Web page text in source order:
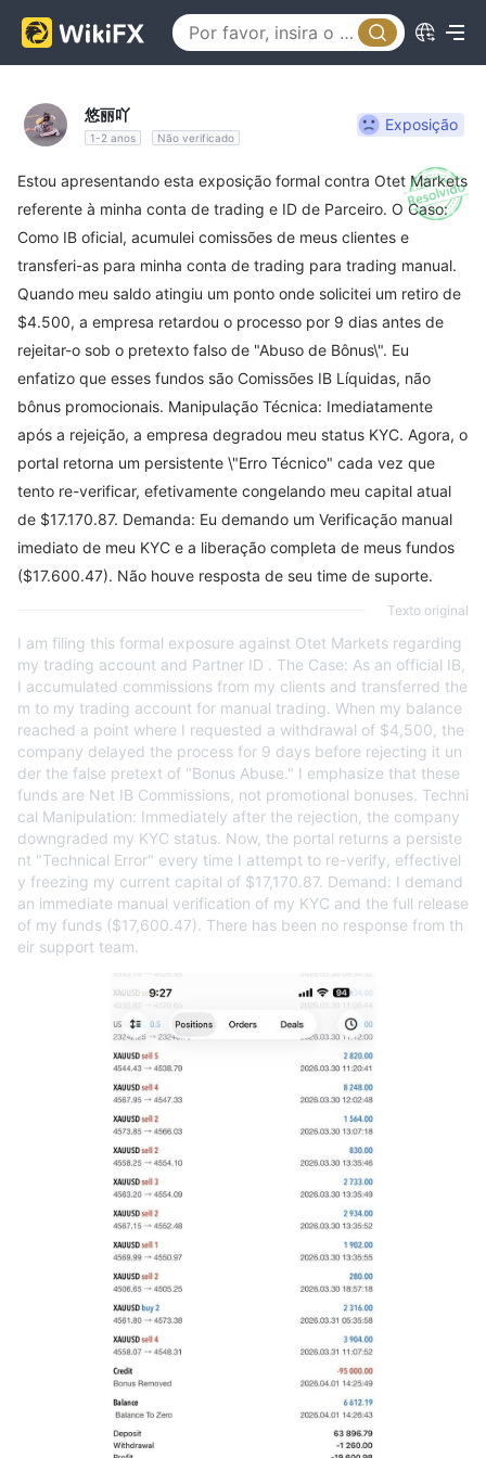
悠丽吖
1-2 anos Não verificado
Exposição
Estou apresentando esta exposição formal contra Otet Markets
referente à minha conta de trading e ID de Parceiro. O Caso:
Como IB oficial, acumulei comissões de meus clientes e
transferi-as para minha conta de trading para trading manual.
Quando meu saldo atingiu um ponto onde solicitei um retiro de
$4.500, a empresa retardou o processo por 9 dias antes de
rejeitar-o sob o pretexto falso de "Abuso de Bônus\". Eu
enfatizo que esses fundos são Comissões IB Líquidas, não
bônus promocionais. Manipulação Técnica: Imediatamente
após a rejeição, a empresa degradou meu status KYC. Agora, o
portal retorna um persistente \"Erro Técnico" cada vez que
tento re-verificar, efetivamente congelando meu capital atual
de $17.170.87. Demanda: Eu demando um Verificação manual
imediato de meu KYC e a liberação completa de meus fundos
($17.600.47). Não houve resposta de seu time de suporte.
Texto original
I am filing this formal exposure against Otet Markets regarding
my trading account and Partner ID . The Case: As an official IB,
I accumulated commissions from my clients and transferred the
m to my trading account for manual trading. When my balance
reached a point where I requested a withdrawal of $4,500, the
company delayed the process for 9 days before rejecting it un
der the false pretext of "Bonus Abuse." I emphasize that these
funds are Net IB Commissions, not promotional bonuses. Techni
cal Manipulation: Immediately after the rejection, the company
downgraded my KYC status. Now, the portal returns a persiste
nt "Technical Error" every time I attempt to re-verify, effectivel
y freezing my current capital of $17,170.87. Demand: I demand
an immediate manual verification of my KYC and the full release
of my funds ($17,600.47). There has been no response from th
eir support team.